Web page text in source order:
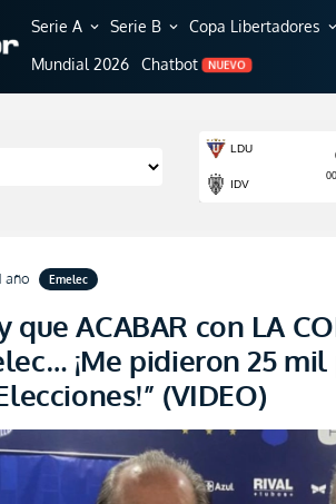
Serie A expand_more Serie B expand_more Copa Libertadores expand_more
Mundial 2026 Chatbot NUEVO
año Emelec
que ACABAR con LA
¡Me pidieron 25
(VIDEO)